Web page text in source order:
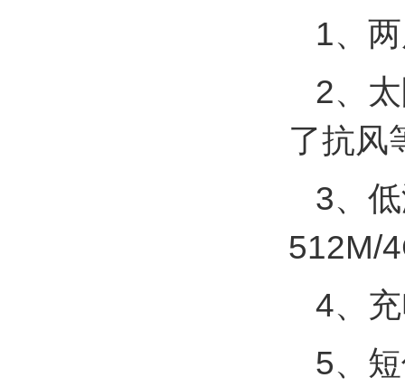
1、
2、
了抗风
3、
512M/
4、
5、